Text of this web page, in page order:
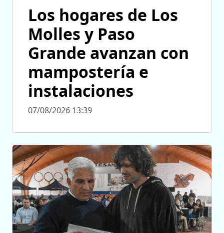
Los hogares de Los
Molles y Paso
Grande avanzan con
mampostería e
instalaciones
07/08/2026 13:39